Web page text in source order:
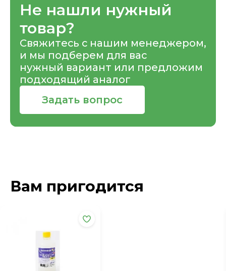
Не нашли нужный
товар?
Свяжитесь с нашим менеджером,
и мы подберем для вас
нужный вариант или предложим
подходящий аналог
Задать вопрос
Вам пригодится